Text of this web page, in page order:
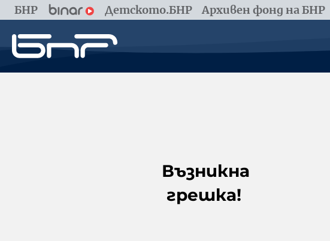
БНР Детското.БНР Архивен фонд на БНР
Възникна
грешка!